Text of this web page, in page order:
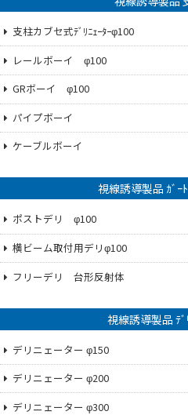
支柱カブセ式ﾃﾞﾘﾆｪｰﾀｰφ100
レールボーイ φ100
GRボーイ φ100
パイプボーイ
ケーブルボーイ
視線誘導製品 ｶﾞｰ
ポストデリ φ100
横ビーム取付用デリφ100
フリーデリ 台形反射体
視線誘導製品 ﾃ
デリニェーター φ150
デリニェーター φ200
デリニェーター φ300